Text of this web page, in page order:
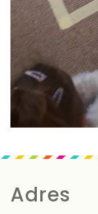
Adres